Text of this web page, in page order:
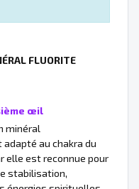
FLUORITE
œil
minéral
au chakra du
elle est reconnue pour
stabilisation,